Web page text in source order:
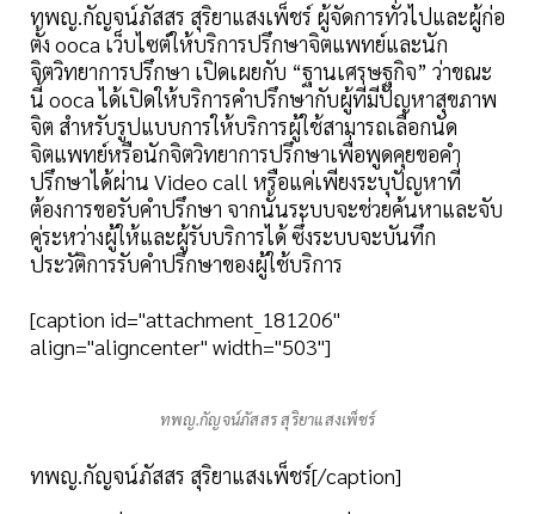
ทพญ.กัญจน์ภัสสร สุริยาแสงเพ็ชร์ ผู้จัดการทั่วไปและผู้ก่อ
ตั้ง ooca เว็บไซต์ให้บริการปรึกษาจิตแพทย์และนัก
จิตวิทยาการปรึกษา เปิดเผยกับ “ฐานเศรษฐกิจ” ว่าขณะ
นี้ ooca ได้เปิดให้บริการคำปรึกษากับผู้ที่มีปัญหาสุขภาพ
จิต สำหรับรูปแบบการให้บริการผู้ใช้สามารถเลือกนัด
จิตแพทย์หรือนักจิตวิทยาการปรึกษาเพื่อพูดคุยขอคำ
ปรึกษาได้ผ่าน Video call หรือแค่เพียงระบุปัญหาที่
ต้องการขอรับคำปรึกษา จากนั้นระบบจะช่วยค้นหาและจับ
คู่ระหว่างผู้ให้และผู้รับบริการได้ ซึ่งระบบจะบันทึก
ประวัติการรับคำปรึกษาของผู้ใช้บริการ
[caption id="attachment_181206"
align="aligncenter" width="503"]
ทพญ.กัญจน์ภัสสร สุริยาแสงเพ็ชร์
ทพญ.กัญจน์ภัสสร สุริยาแสงเพ็ชร์[/caption]